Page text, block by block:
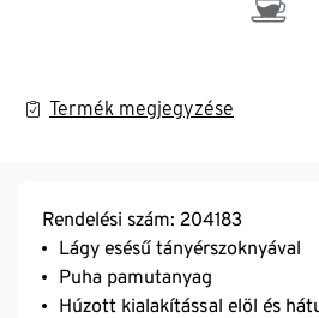
Termék megjegyzése
Rendelési szám: 204183
Lágy esésű tányérszoknyával
Puha pamutanyag
Húzott kialakítással elöl és